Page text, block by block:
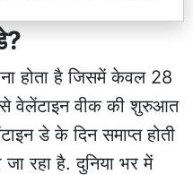
होता है जिसमें केवल 28
से वेलेंटाइन वीक की शुरुआत
डे के दिन समाप्त होती
रहा है. दुनिया भर में